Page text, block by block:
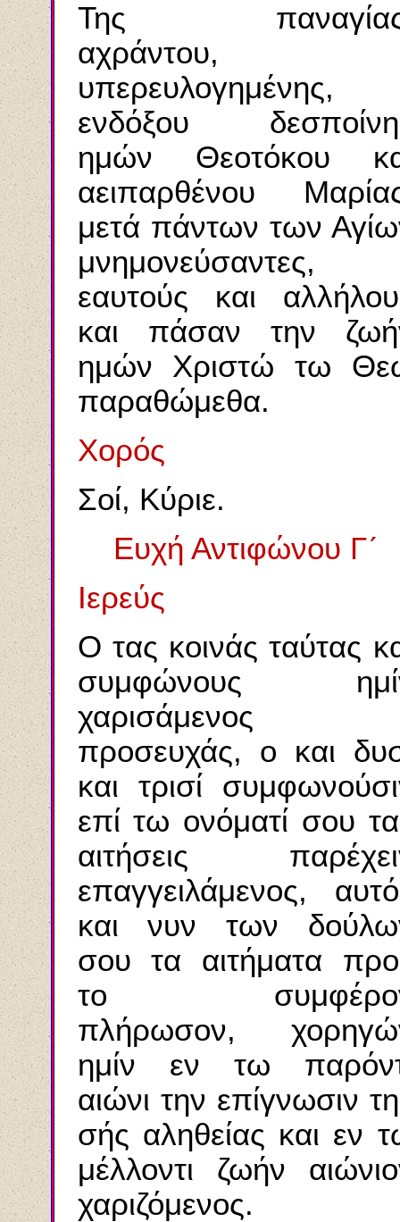
Της
αχράντου,
υπερευλογημένης,
ενδόξου
ημών Θεοτόκου
αειπαρθένου
μετά πάντων των
μνημονεύσαντες,
εαυτούς και
και πάσαν την
ημών Χριστώ τω
παραθώμεθα.
Χορός
Σοί, Κύριε.
Ευχή Αντιφώνου Γ´
Ιερεύς
Ο τας κοινάς ταύτας
συμφώνους
χαρισάμενος
προσευχάς, ο και
και τρισί
επί τω ονόματί σου
αιτήσεις
επαγγειλάμενος,
και νυν των
σου τα αιτήματα
το
πλήρωσον,
ημίν εν τω
αιώνι την επίγνωσιν
σής αληθείας και εν
μέλλοντι ζωήν
χαριζόμενος.